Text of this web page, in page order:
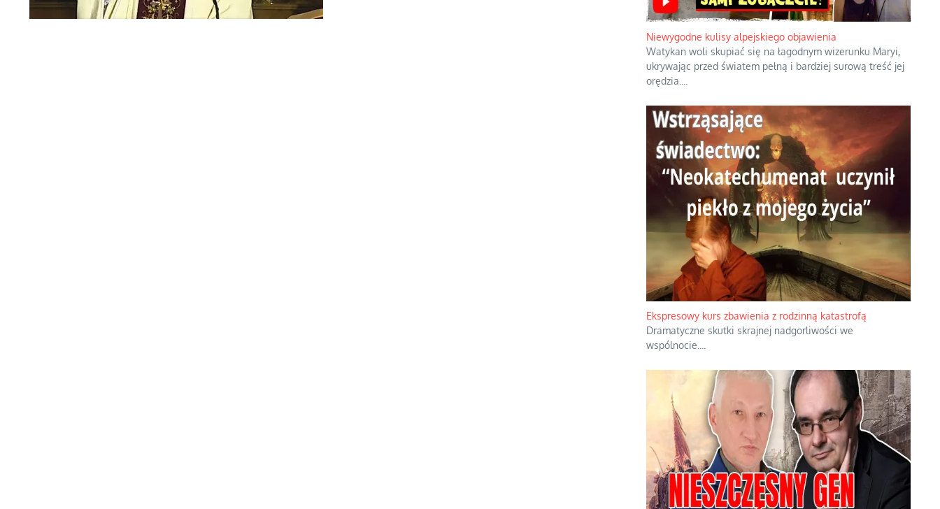
Niewygodne kulisy alpejskiego objawienia
Watykan woli skupiać się na łagodnym wizerunku Maryi,
ukrywając przed światem pełną i bardziej surową treść jej
orędzia.
Ekspresowy kurs zbawienia z rodzinną katastrofą
Dramatyczne skutki skrajnej nadgorliwości we
wspólnocie.